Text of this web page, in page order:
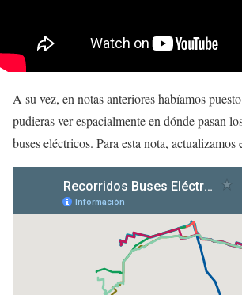
A su vez, en notas anteriores habíamos
pudieras ver espacialmente en dónde pasan
buses eléctricos. Para esta nota, actualizamos